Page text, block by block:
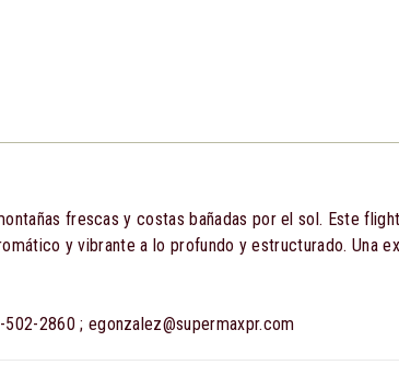
frescas y costas bañadas por el sol. Este
y vibrante a lo profundo y estructurado. Una
2860 ; egonzalez@supermaxpr.com